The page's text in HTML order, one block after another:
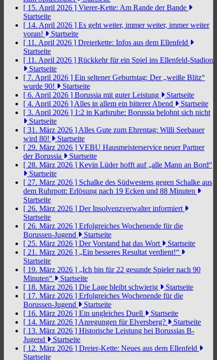
[ 15. April 2026 ] Vierer-Kette: Am Rande der Bande
Startseite
[ 14. April 2026 ] Es geht weiter, immer weiter, immer weiter
voran!
Startseite
[ 11. April 2026 ] Dreierkette: Infos aus dem Ellenfeld
Startseite
[ 11. April 2026 ] Rückkehr für ein Spiel ins Ellenfeld-Stadion
Startseite
[ 7. April 2026 ] Ein seltener Geburtstag: Der „weiße Blitz“
wurde 90!
Startseite
[ 6. April 2026 ] Borussia mit guter Leistung
Startseite
[ 4. April 2026 ] Alles in allem ein bitterer Abend
Startseite
[ 3. April 2026 ] 1:2 in Karlsruhe: Borussia belohnt sich nicht
Startseite
[ 31. März 2026 ] Alles Gute zum Ehrentag: Willi Seebauer
wird 80!
Startseite
[ 29. März 2026 ] VEBU Hausmeisterservice neuer Partner
der Borussia
Startseite
[ 28. März 2026 ] Kevin Lüder hofft auf „alle Mann an Bord“
Startseite
[ 27. März 2026 ] Schalke des Südwestens gegen Schalke aus
dem Ruhrpott: Erlösung nach 19 Ecken und 88 Minuten
Startseite
[ 26. März 2026 ] Der Insolvenzverwalter informiert
Startseite
[ 26. März 2026 ] Erfolgreiches Wochenende für die
Borussen-Jugend
Startseite
[ 25. März 2026 ] Der Vorstand hat das Wort
Startseite
[ 21. März 2026 ] „Ein besseres Resultat verdient!“
Startseite
[ 19. März 2026 ] „Ich bin für 22 gesunde Spieler nach 90
Minuten“
Startseite
[ 18. März 2026 ] Die Lage bleibt schwierig
Startseite
[ 17. März 2026 ] Erfolgreiches Wochenende für die
Borussen-Jugend
Startseite
[ 16. März 2026 ] Ein ungleiches Duell
Startseite
[ 14. März 2026 ] Anregungen für Elversberg?
Startseite
[ 13. März 2026 ] Historische Leistung bei Borussias B-
Jugend
Startseite
[ 12. März 2026 ] Dreier-Kette: Neues aus dem Ellenfeld
Startseite